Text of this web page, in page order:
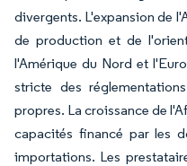
divergents. L'expansion de
de production et de
l'Amérique du Nord et
stricte des
propres. La croissance de
capacités financé par les
importations. Les